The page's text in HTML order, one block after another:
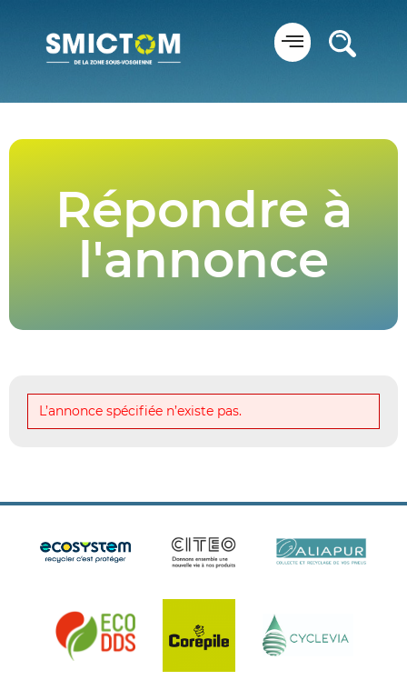
Répondre à
l'annonce
L’annonce spécifiée n’existe pas.